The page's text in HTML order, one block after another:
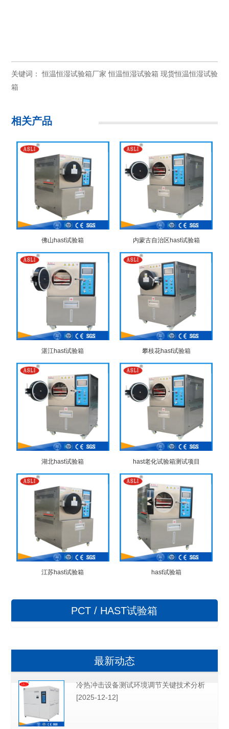
关键词：恒温恒湿试验箱厂家 恒温恒湿试验箱 现货恒温恒湿试验
箱
相关产品
佛山hast试验箱 内蒙古自治区hast试验箱
湛江hast试验箱 攀枝花hast试验箱
湖北hast试验箱 hast老化试验箱测试项目
江苏hast试验箱 hast试验箱
PCT / HAST试验箱
最新动态
冷热冲击设备测试环境调节关键技术分析
[2025-12-12]